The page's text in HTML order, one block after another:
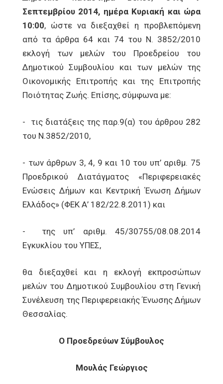
Σεπτεμβρίου 2014, ημέρα Κυριακή και ώρα
10:00, ώστε να διεξαχθεί η προβλεπόμενη
από τα άρθρα 64 και 74 του Ν. 3852/2010
εκλογή των μελών του Προεδρείου του
Δημοτικού Συμβουλίου και των μελών της
Οικονομικής Επιτροπής και της Επιτροπής
Ποιότητας Ζωής. Επίσης, σύμφωνα με:
- τις διατάξεις της παρ.9(α) του άρθρου 282
του Ν.3852/2010,
- των άρθρων 3, 4, 9 και 10 του υπ’ αριθμ. 75
Προεδρικού Διατάγματος «Περιφερειακές
Ενώσεις Δήμων και Κεντρική Ένωση Δήμων
Ελλάδος» (ΦΕΚ Α’ 182/22.8.2011) και
- της υπ’ αριθμ. 45/30755/08.08.2014
Εγκυκλίου του ΥΠΕΣ,
θα διεξαχθεί και η εκλογή εκπροσώπων
μελών του Δημοτικού Συμβουλίου στη Γενική
Συνέλευση της Περιφερειακής Ένωσης Δήμων
Θεσσαλίας.
Ο Προεδρεύων Σύμβουλος
Μουλάς Γεώργιος